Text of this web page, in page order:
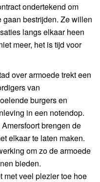
ondertekend om
bestrijden. Ze willen
langs elkaar heen
meer, het is tijd voor
over armoede trekt een
van
burgers en
in een notendop.
brengen de
elkaar te laten maken.
om zo de armoede
bieden.
met veel plezier toe hoe